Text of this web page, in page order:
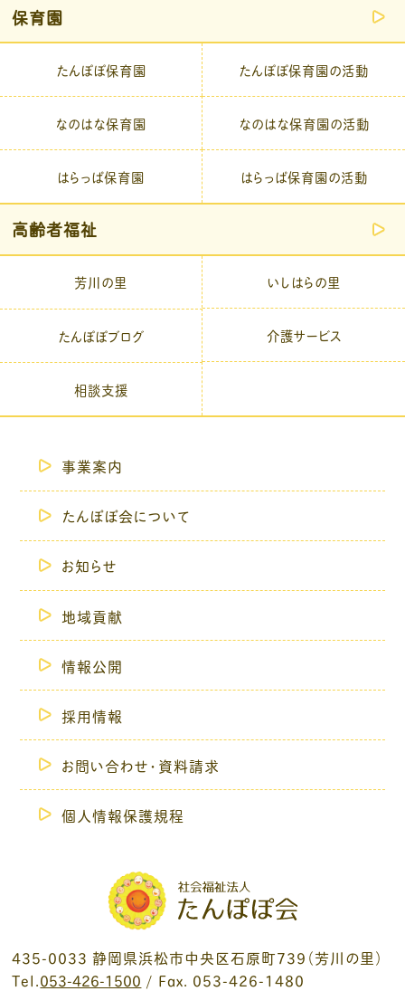
保育園
たんぽぽ保育園 たんぽぽ保育園の活動
なのはな保育園 なのはな保育園の活動
はらっぱ保育園 はらっぱ保育園の活動
高齢者福祉
芳川の里 いしはらの里
たんぽぽブログ 介護サービス
相談支援
事業案内
たんぽぽ会について
お知らせ
地域貢献
情報公開
採用情報
お問い合わせ・資料請求
個人情報保護規程
435-0033 静岡県浜松市中央区石原町739（芳川の里）
Tel.053-426-1500 / Fax. 053-426-1480